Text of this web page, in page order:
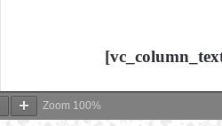
Zoom 100%